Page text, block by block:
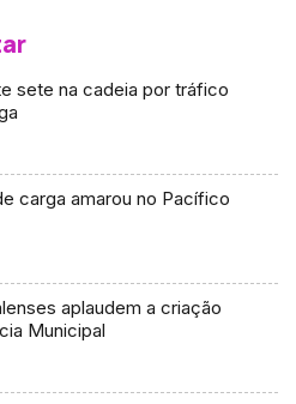
sete na cadeia por tráfico
carga amarou no Pacífico
aplaudem a criação
Municipal